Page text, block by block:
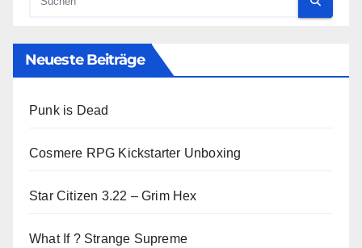
Neueste Beiträge
Punk is Dead
Cosmere RPG Kickstarter Unboxing
Star Citizen 3.22 – Grim Hex
What If ? Strange Supreme